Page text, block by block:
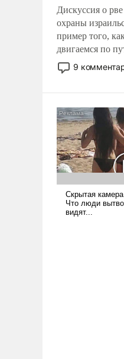
Дискуссия о
охраны
пример того,
двигаемся по
изменений. То,
назад было
9